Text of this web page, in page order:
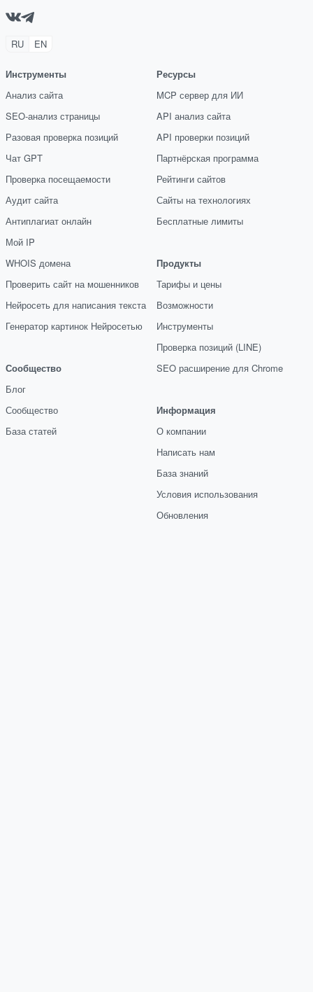
RU EN
Инструменты
Анализ сайта
SEO-анализ страницы
Разовая проверка позиций
Чат GPT
Проверка посещаемости
Аудит сайта
Антиплагиат онлайн
Мой IP
WHOIS домена
Проверить сайт на мошенников
Нейросеть для написания текста
Генератор картинок Нейросетью
Сообщество
Блог
Сообщество
База статей
Ресурсы
MCP сервер для ИИ
API анализ сайта
API проверки позиций
Партнёрская программа
Рейтинги сайтов
Сайты на технологиях
Бесплатные лимиты
Продукты
Тарифы и цены
Возможности
Инструменты
Проверка позиций (LINE)
SEO расширение для Chrome
Информация
О компании
Написать нам
База знаний
Условия использования
Обновления